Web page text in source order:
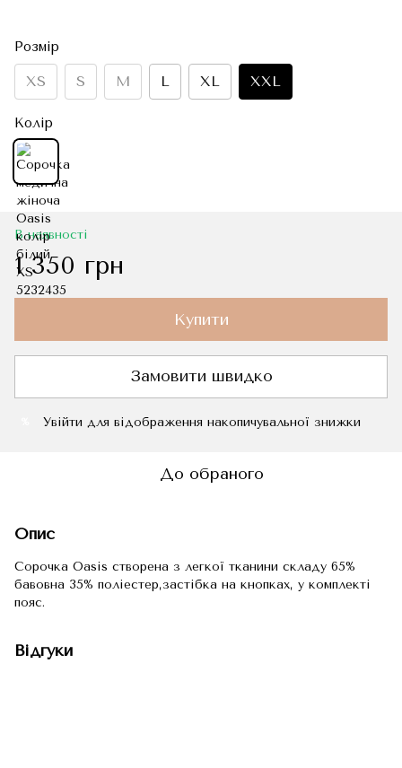
Розмір
XS S M L XL XXL
Колір
В наявності
1 350 грн
Купити
Замовити швидко
Увійти для відображення накопичувальної знижки
До обраного
Опис
Сорочка Oasis створена з легкої тканини складу 65%
бавовна 35% поліестер,застібка на кнопках, у комплекті
пояс.
Відгуки